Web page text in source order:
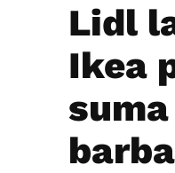
Lidl
Ikea